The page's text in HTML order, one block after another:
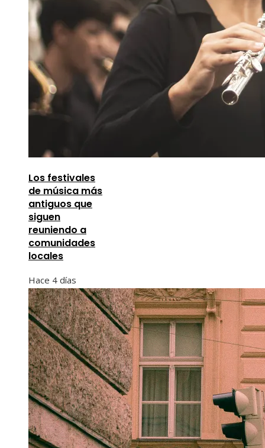
Los festivales
de música más
antiguos que
siguen
reuniendo a
comunidades
locales
Hace 4 días